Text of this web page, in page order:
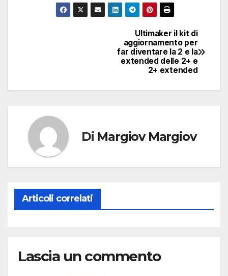
Ultimaker il kit di
aggiornamento per
far diventare la 2 e la
extended delle 2+ e
2+ extended
Di Margiov Margiov
Articoli correlati
Lascia un commento